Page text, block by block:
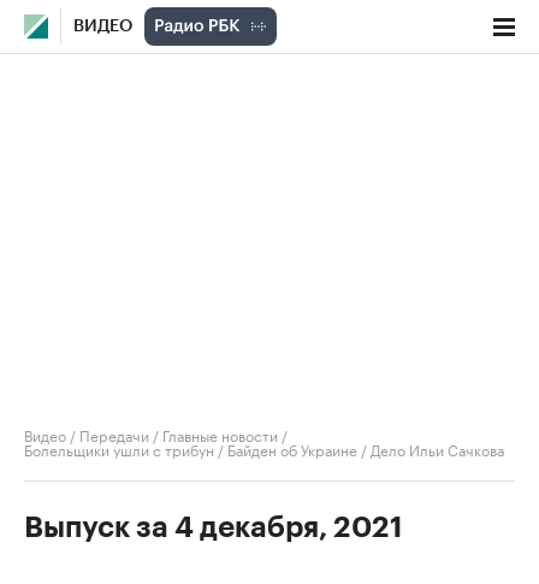
ВИДЕО
Видео / Передачи / Главные новости /
Болельщики ушли с трибун / Байден об Украине / Дело Ильи Сачкова
Выпуск за 4 декабря, 2021